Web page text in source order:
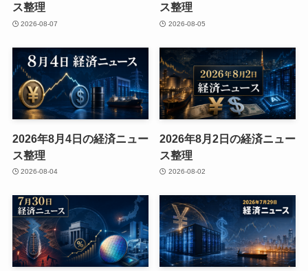
ス整理
2026-08-07
ス整理
2026-08-05
2026年8月4日の経済ニュー
ス整理
2026-08-04
2026年8月2日の経済ニュー
ス整理
2026-08-02